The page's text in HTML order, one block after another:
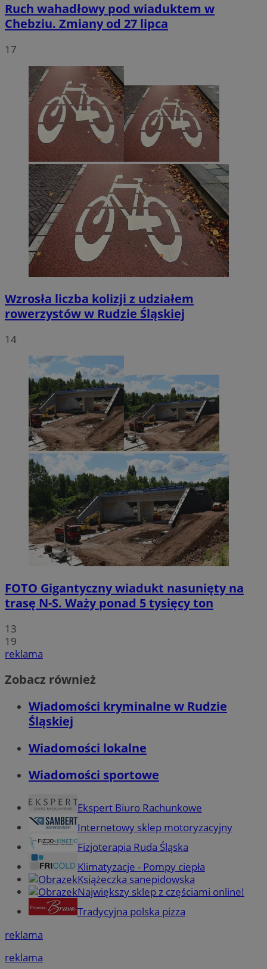
Ruch wahadłowy pod wiaduktem w
Chebziu. Zmiany od 27 lipca
17
Wzrosła liczba kolizji z udziałem
rowerzystów w Rudzie Śląskiej
14
FOTO Gigantyczny wiadukt nasunięty na
trasę N-S. Waży ponad 5 tysięcy ton
13
19
reklama
Zobacz również
Wiadomości kryminalne w Rudzie
Śląskiej
Wiadomości lokalne
Wiadomości sportowe
Ekspert Biuro Rachunkowe
Internetowy sklep motoryzacyjny
Fizjoterapia Ruda Śląska
Klimatyzacje - Pompy ciepła
Książeczka sanepidowska
Największy sklep z częściami online!
Tradycyjna polska pizza
reklama
reklama